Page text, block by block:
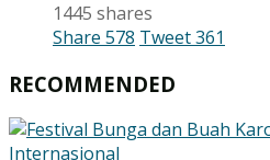
1445 shares
Share 578 Tweet361
RECOMMENDED